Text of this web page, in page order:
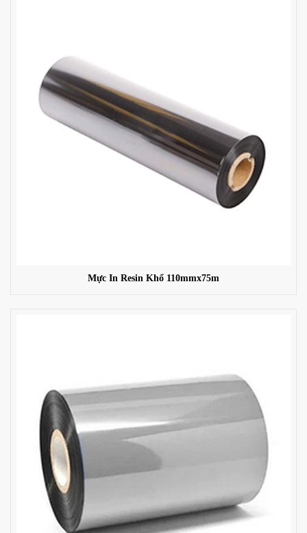
Mực In Resin Khổ 110mmx75m